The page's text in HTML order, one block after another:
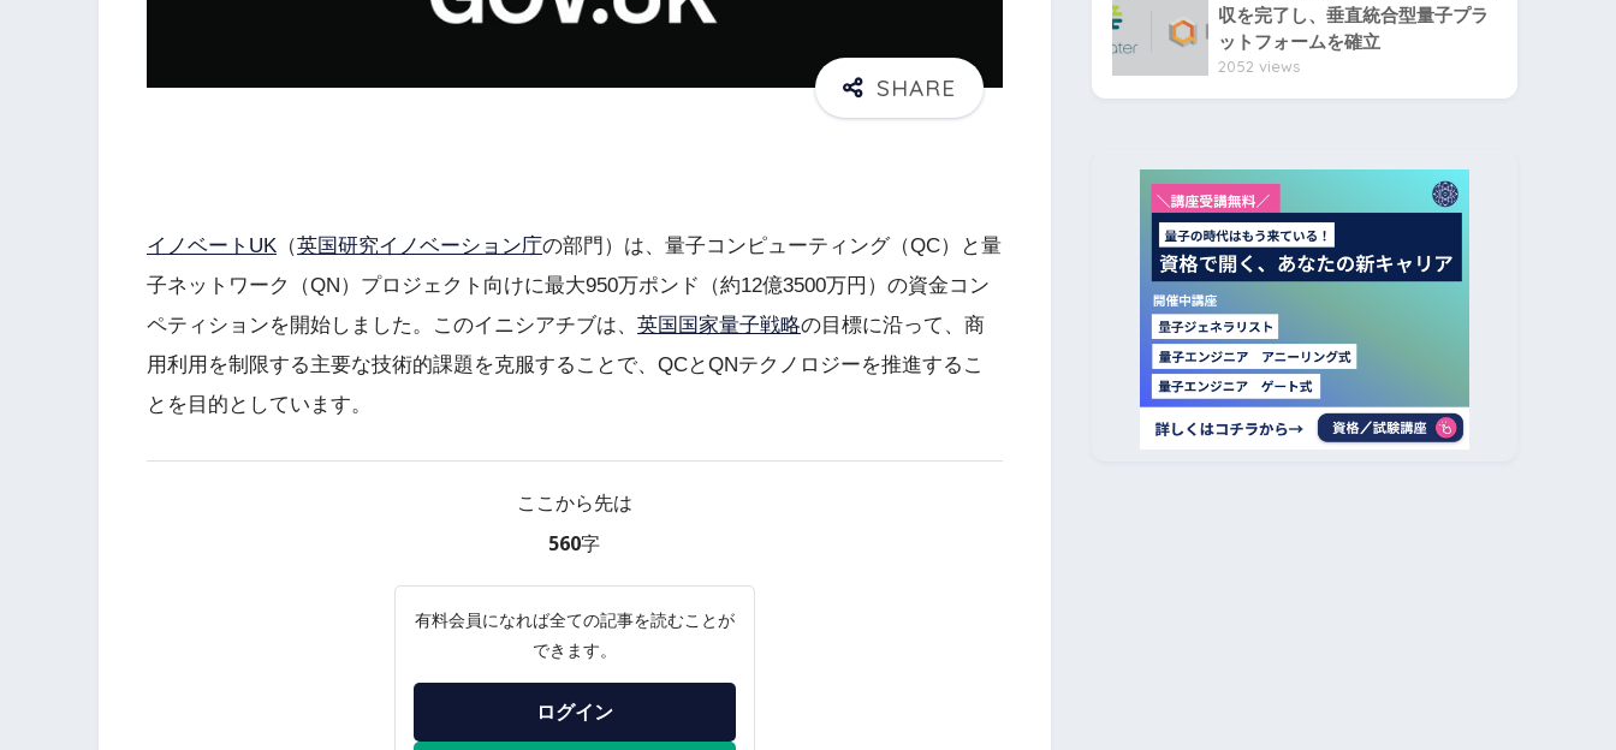
イノベートUK （英国研究イノベーション庁の部門）は、量子コンピューティング（QC）と量
子ネットワーク（QN）プロジェクト向けに最大950万ポンド（約12億3500万円）の資金コン
ペティションを開始しました。このイニシアチブは、 英国国家量子戦略の目標に沿って、商
用利用を制限する主要な技術的課題を克服することで、QCとQNテクノロジーを推進するこ
とを目的としています。
ここから先は
560字
有料会員になれば全ての記事を読むことが
できます。
ログイン
収を完了し、垂直統合型量子プラ
ットフォームを確立
2052 views